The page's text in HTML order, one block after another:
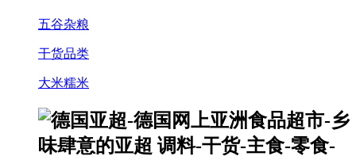
五谷杂粮
干货品类
大米糯米